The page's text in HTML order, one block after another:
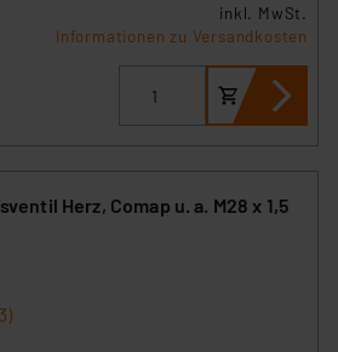
inkl. MwSt.
Informationen zu Versandkosten
Herz, Comap u. a. M28 x 1,5